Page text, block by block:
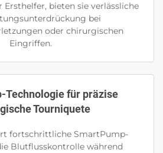
Ersthelfer, bieten sie verlässliche
bei
oder chirurgischen
Eingriffen.
Technologie für präzise
Tourniquete
fortschrittliche SmartPump-
Blutflusskontrolle während